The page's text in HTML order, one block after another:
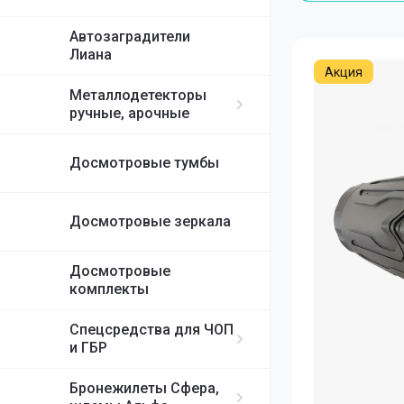
Автозаградители
Лиана
Металлодетекторы
ручные, арочные
Досмотровые тумбы
Досмотровые зеркала
Досмотровые
комплекты
Спецсредства для ЧОП
и ГБР
Бронежилеты Сфера,
Inter-M
Inter-M
Акция